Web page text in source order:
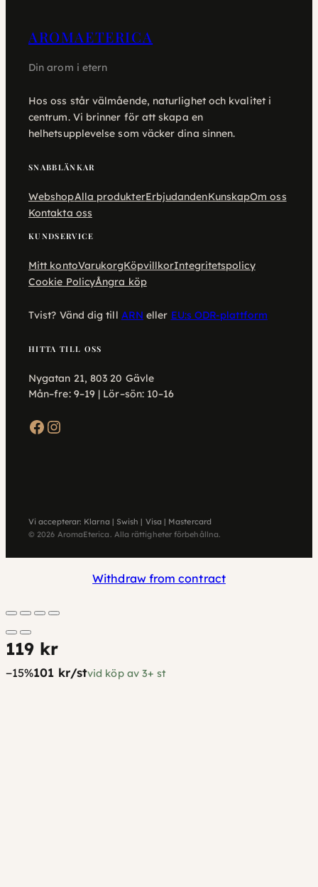
AROMAETERICA
Din arom i etern
Hos oss står välmående, naturlighet och kvalitet i
centrum. Vi brinner för att skapa en
helhetsupplevelse som väcker dina sinnen.
SNABBLÄNKAR
WebshopAlla produkterErbjudandenKunskapOm oss
Kontakta oss
KUNDSERVICE
Mitt kontoVarukorgKöpvillkorIntegritetspolicy
Cookie PolicyÅngra köp
Tvist? Vänd dig till ARN eller EU:s ODR-plattform
HITTA TILL OSS
Nygatan 21, 803 20 Gävle
Mån–fre: 9–19 | Lör–sön: 10–16
Facebook Instagram
Vi accepterar: Klarna | Swish | Visa | Mastercard
© 2026 AromaEterica. Alla rättigheter förbehållna.
Withdraw from contract
119 kr
−15%101 kr/stvid köp av 3+ st